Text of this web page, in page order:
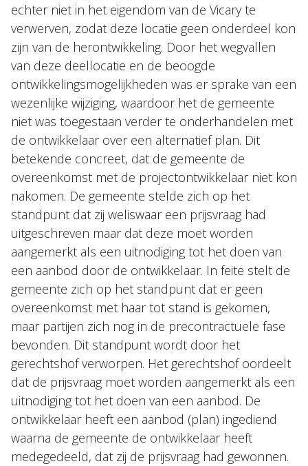
echter niet in het eigendom van de Vicary te
verwerven, zodat deze locatie geen onderdeel kon
zijn van de herontwikkeling. Door het wegvallen
van deze deellocatie en de beoogde
ontwikkelingsmogelijkheden was er sprake van een
wezenlijke wijziging, waardoor het de gemeente
niet was toegestaan verder te onderhandelen met
de ontwikkelaar over een alternatief plan. Dit
betekende concreet, dat de gemeente de
overeenkomst met de projectontwikkelaar niet kon
nakomen. De gemeente stelde zich op het
standpunt dat zij weliswaar een prijsvraag had
uitgeschreven maar dat deze moet worden
aangemerkt als een uitnodiging tot het doen van
een aanbod door de ontwikkelaar. In feite stelt de
gemeente zich op het standpunt dat er geen
overeenkomst met haar tot stand is gekomen,
maar partijen zich nog in de precontractuele fase
bevonden. Dit standpunt wordt door het
gerechtshof verworpen. Het gerechtshof oordeelt
dat de prijsvraag moet worden aangemerkt als een
uitnodiging tot het doen van een aanbod. De
ontwikkelaar heeft een aanbod (plan) ingediend
waarna de gemeente de ontwikkelaar heeft
medegedeeld, dat zij de prijsvraag had gewonnen.